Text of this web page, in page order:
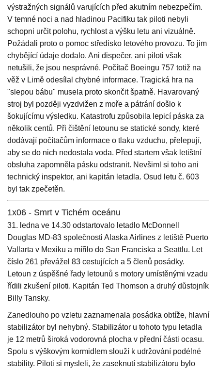
výstražných signálů varujících před akutním nebezpečím.
V temné noci a nad hladinou Pacifiku tak piloti nebyli
schopni určit polohu, rychlost a výšku letu ani vizuálně.
Požádali proto o pomoc středisko letového provozu. To jim
chybějící údaje dodalo. Ani dispečer, ani piloti však
netušili, že jsou nesprávné. Počítač Boeingu 757 totiž na
věž v Limě odesílal chybné informace. Tragická hra na
"slepou bábu" musela proto skončit špatně. Havarovaný
stroj byl později vyzdvižen z moře a pátrání došlo k
šokujícímu výsledku. Katastrofu způsobila lepicí páska za
několik centů. Při čištění letounu se statické sondy, které
dodávají počítačům informace o tlaku vzduchu, přelepují,
aby se do nich nedostala voda. Před startem však letištní
obsluha zapomněla pásku odstranit. Nevšiml si toho ani
technický inspektor, ani kapitán letadla. Osud letu č. 603
byl tak zpečetěn.
1x06 - Smrt v Tichém oceánu
31. ledna ve 14.30 odstartovalo letadlo McDonnell
Douglas MD-83 společnosti Alaska Airlines z letiště Puerto
Vallarta v Mexiku a mířilo do San Franciska a Seattlu. Let
číslo 261 převážel 83 cestujících a 5 členů posádky.
Letoun z úspěšné řady letounů s motory umístěnými vzadu
řídili zkušení piloti. Kapitán Ted Thomson a druhý důstojník
Billy Tansky.
Zanedlouho po vzletu zaznamenala posádka obtíže, hlavní
stabilizátor byl nehybný. Stabilizátor u tohoto typu letadla
je 12 metrů široká vodorovná plocha v přední části ocasu.
Spolu s výškovým kormidlem slouží k udržování podélné
stability. Piloti si mysleli, že zaseknutí stabilizátoru bylo